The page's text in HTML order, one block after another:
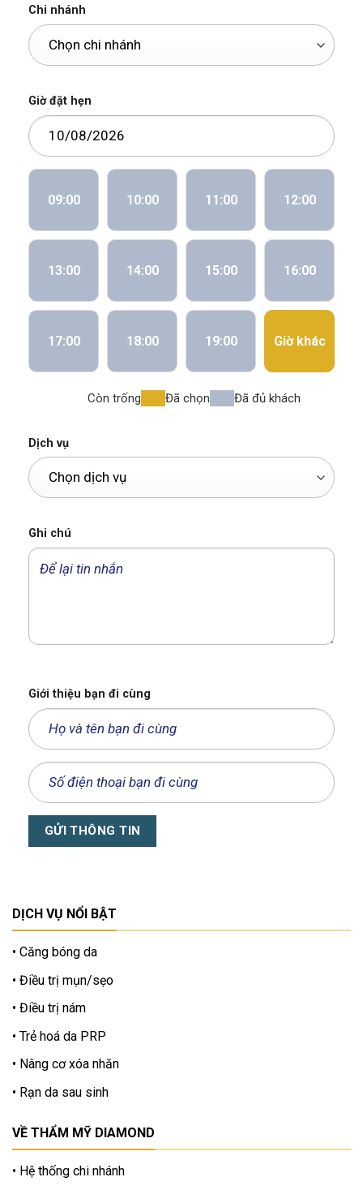
Chi nhánh
Giờ đặt hẹn
09:00 10:00 11:00 12:00
13:00 14:00 15:00 16:00
17:00 18:00 19:00 Giờ khác
Còn trống Đã chọn Đã đủ khách
Dịch vụ
Ghi chú
Giới thiệu bạn đi cùng
DỊCH VỤ NỔI BẬT
Căng bóng da
Điều trị mụn/sẹo
Điều trị nám
Trẻ hoá da PRP
Nâng cơ xóa nhăn
Rạn da sau sinh
VỀ THẨM MỸ DIAMOND
Hệ thống chi nhánh